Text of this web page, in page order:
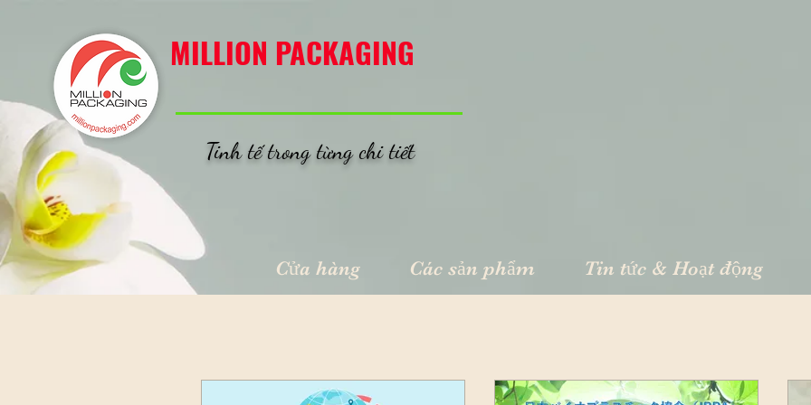
MILLION PACKAGING
Tinh tế trong từng chi tiết
Cửa hàng Các sản phẩm Tin tức & Hoạt động